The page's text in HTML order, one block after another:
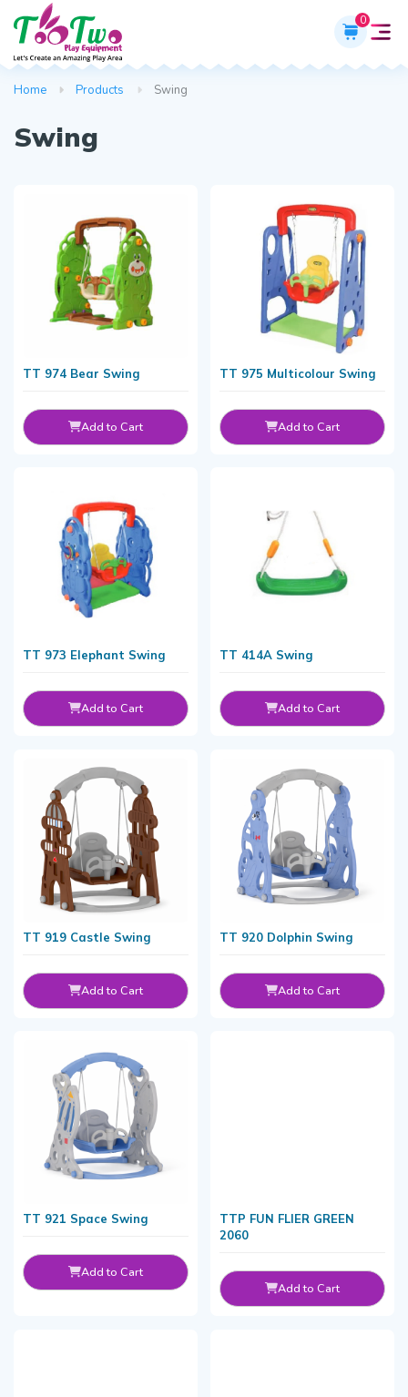
0
Home Products Swing
Swing
TT 974 Bear Swing
Add to Cart
TT 975 Multicolour Swing
Add to Cart
TT 973 Elephant Swing
Add to Cart
TT 414A Swing
Add to Cart
TT 919 Castle Swing
Add to Cart
TT 920 Dolphin Swing
Add to Cart
TT 921 Space Swing
Add to Cart
TTP FUN FLIER GREEN
2060
Add to Cart